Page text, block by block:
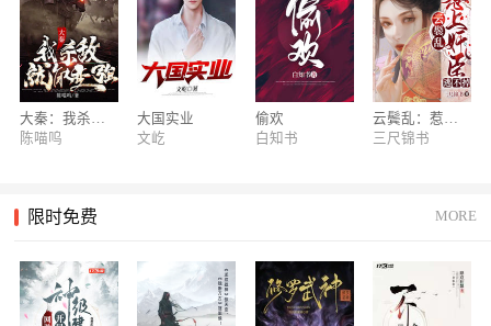
【专属粉丝群】招募中！点击回复0进群>>
【重磅】梦想积分全新上线！为爱发电，筑梦起航>>
【征文】2024北京中轴线征文火热上线，万元奖金等你来！>>
【活动】17K小说17周年站庆活动福利多多，邀你参与！>>
【热门】《狂飙》官方授权同名小说>>
【原著】《流浪地球》小说点击阅读>>
【重磅】“开元奖”“奇想奖”获奖作品名单>>
大秦：我杀敌就能变强
陈喵呜
大国实业
文屹
偷欢
白知书
云鬓乱：惹上奸臣逃不掉
三尺锦书
限时免费 MORE